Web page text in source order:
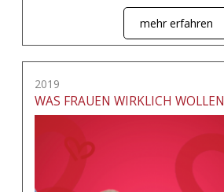
mehr erfahren
2019
WAS FRAUEN WIRKLICH WOLLEN